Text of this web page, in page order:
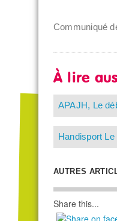
Communiqué
À lire
APAJH, Le
Handisport Le
AUTRES
Share this...